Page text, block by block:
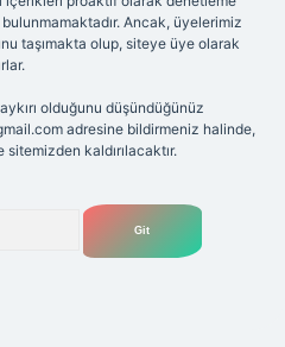
Ancak, üyelerimiz
taşımakta olup, siteye üye olarak
olduğunu düşündüğünüz
adresine bildirmeniz halinde,
kaldırılacaktır.